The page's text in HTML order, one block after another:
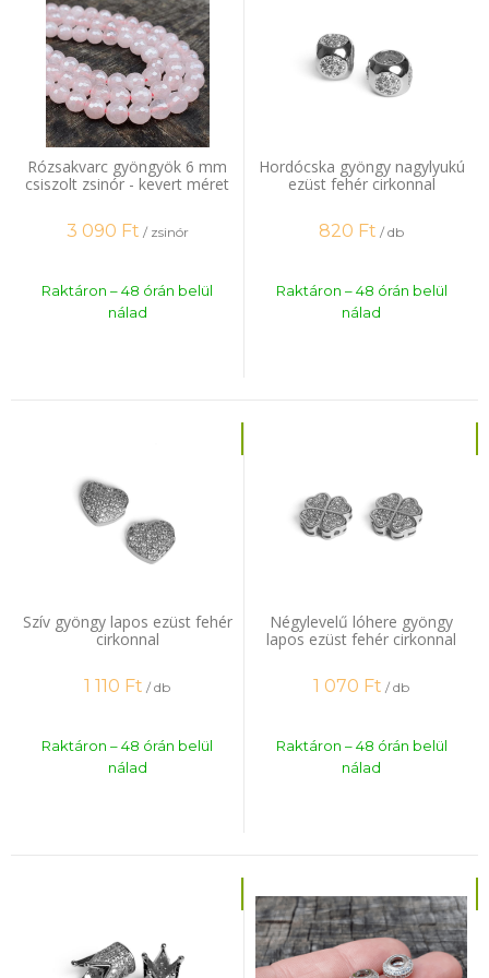
Rózsakvarc gyöngyök 6 mm
csiszolt zsinór - kevert méret
3 090 Ft / zsinór
Raktáron – 48 órán belül
nálad
Hordócska gyöngy nagylyukú
ezüst fehér cirkonnal
820 Ft / db
Raktáron – 48 órán belül
nálad
Szív gyöngy lapos ezüst fehér
cirkonnal
1 110 Ft / db
Raktáron – 48 órán belül
nálad
Négylevelű lóhere gyöngy
lapos ezüst fehér cirkonnal
1 070 Ft / db
Raktáron – 48 órán belül
nálad